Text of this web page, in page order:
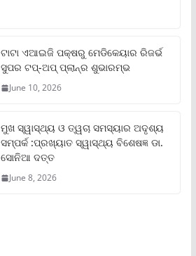
ଟାଟା ଏଆଇଜି ପକ୍ଷରୁ ମେଡିକେୟାର ରିଜର୍ଭ
ସୁପର ଟପ୍‌-ଅପ୍ ପ୍ଲାନ୍‌ର ଶୁଭାରମ୍ଭ
June 10, 2026
ମୁଖ ସ୍ୱାସ୍ଥ୍ୟ ଓ ତ୍ୱଚା ସମସ୍ୟାର ଅଦୃଶ୍ୟ
ସମ୍ପର୍କ :ପ୍ରଖ୍ୟାତ ସ୍ୱାସ୍ଥ୍ୟ ବିଶେଷଜ୍ଞ ଡା.
ସୋନିଆ ଦତ୍ତ
June 8, 2026